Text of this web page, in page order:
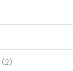
(2)